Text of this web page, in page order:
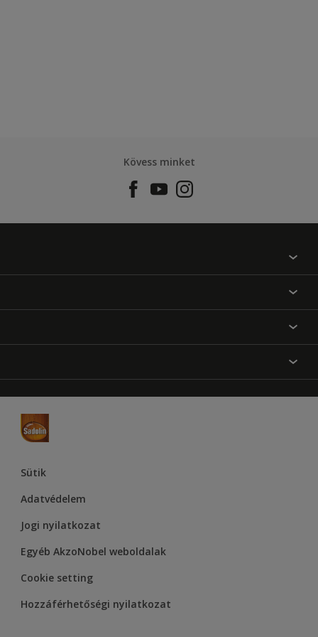
Kövess minket
Üzlet kereső
Inspiráció
Hozzáférhetőség
Dulux
Supralux
Sütik
Adatvédelem
Jogi nyilatkozat
Egyéb AkzoNobel weboldalak
Cookie setting
Hozzáférhetőségi nyilatkozat